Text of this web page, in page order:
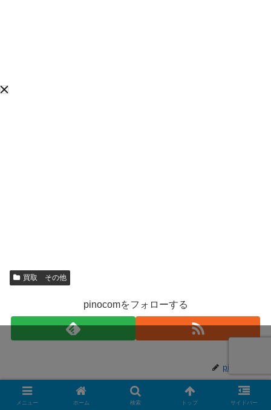
買取 その他
pinocomをフォローする
pinocom
関連記事
メニュー ホーム 検索 トップ サイドバー